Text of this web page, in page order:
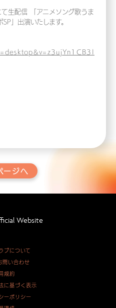
生配信 「アニメソング歌うま
」出演いたします。
ージへ
Website
ブについて
い合わせ
規約
に基づく表示
ーポリシー